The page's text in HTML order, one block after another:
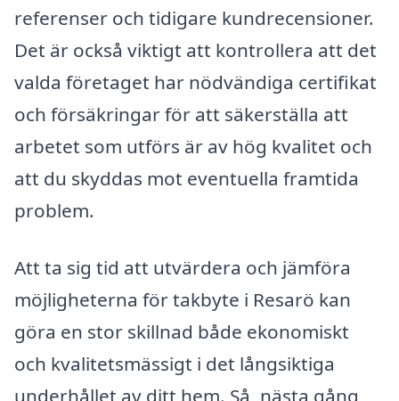
referenser och tidigare kundrecensioner.
Det är också viktigt att kontrollera att det
valda företaget har nödvändiga certifikat
och försäkringar för att säkerställa att
arbetet som utförs är av hög kvalitet och
att du skyddas mot eventuella framtida
problem.
Att ta sig tid att utvärdera och jämföra
möjligheterna för takbyte i Resarö kan
göra en stor skillnad både ekonomiskt
och kvalitetsmässigt i det långsiktiga
underhållet av ditt hem. Så, nästa gång